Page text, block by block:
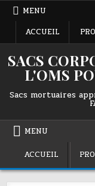
Skip
content
MENU
ACCUEIL
SACS
L'OMS
Sacs mortuaires
MENU
ACCUEIL